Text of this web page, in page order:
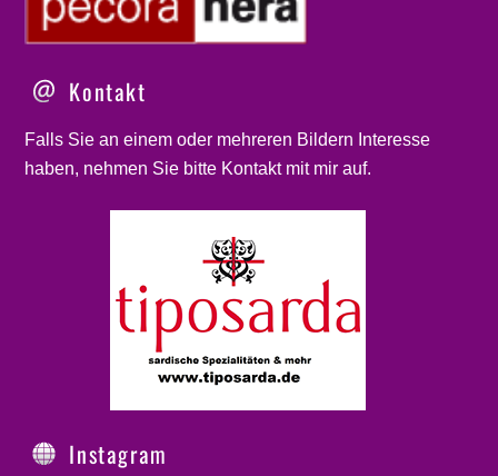
Kontakt
Falls Sie an einem oder mehreren Bildern Interesse
haben, nehmen Sie bitte Kontaktmit mir auf.
Instagram